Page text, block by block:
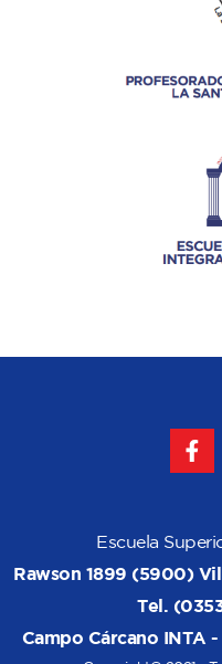
Escuela
Rawson 1899 (5900)
Tel.
Campo Cárcano INTA